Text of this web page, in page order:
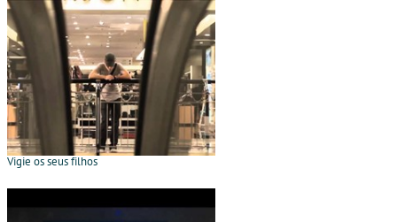
Vigie os seus filhos